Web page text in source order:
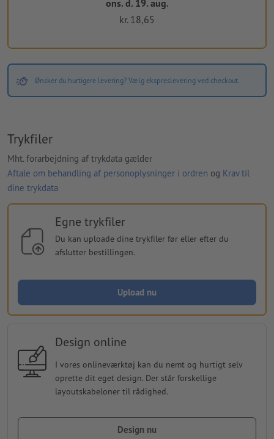
ons. d. 19. aug.
kr. 18,65
Ønsker du hurtigere levering? Vælg ekspreslevering ved checkout.
Trykfiler
Mht. forarbejdning af trykdata gælder
Aftale om behandling af personoplysninger i ordren og Krav til
dine trykdata
Egne trykfiler
Du kan uploade dine trykfiler før eller efter du
afslutter bestillingen.
Upload nu
Design online
I vores onlineværktøj kan du nemt og hurtigt selv
oprette dit eget design. Der står forskellige
layoutskabeloner til rådighed.
Design nu